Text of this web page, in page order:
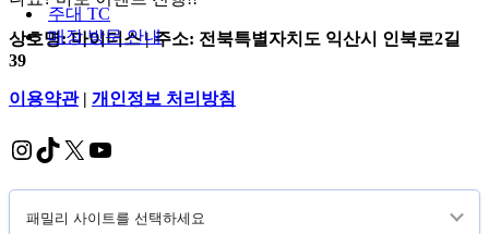
뉴
메
뉴
주대 TC
매장 방문 안내
상호명: 마이더스 | 주소: 전북특별자치도 익산시 인북로2길
39
이용약관| 개인정보 처리방침
Instagram
TikTok
X YouTube